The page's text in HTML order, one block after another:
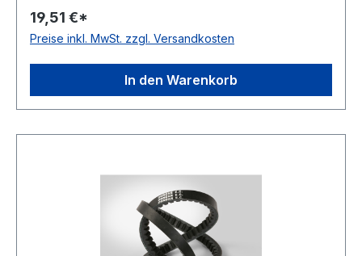
Ausführung flankenoffen, formgezahnt
antistatisch ja Norm DIN 2215 Material Neoprene
19,51 €*
Preise inkl. MwSt. zzgl. Versandkosten
In den Warenkorb